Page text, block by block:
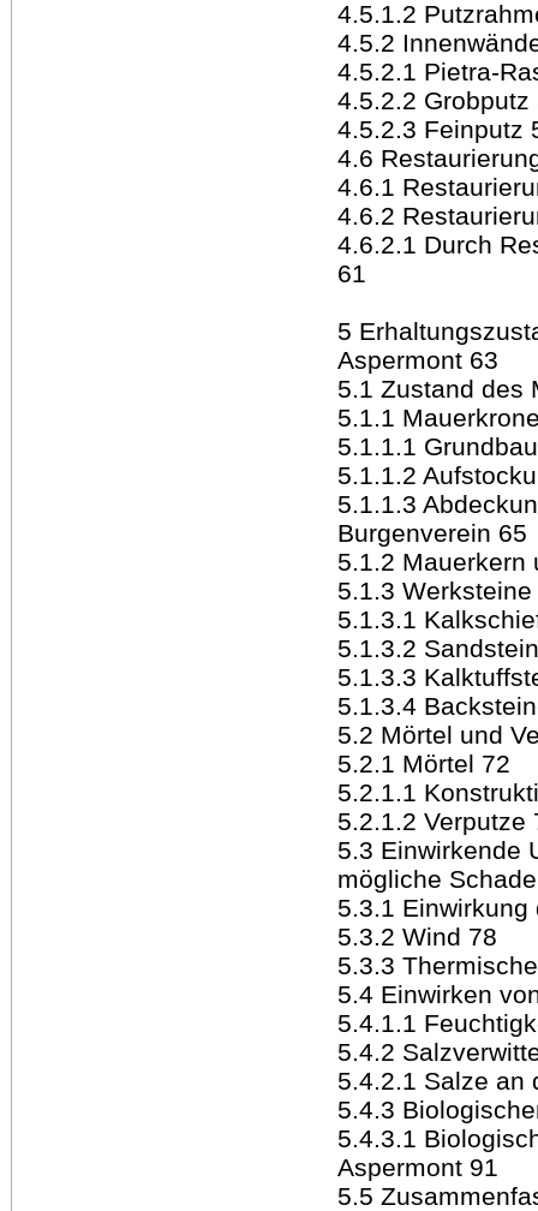
4.5.1.2
4.5.2
4.5.2.1 Pietra-
4.5.2.2 Grobputz
4.5.2.3 Feinputz
4.6
4.6.1
4.6.2
4.6.2.1 Durch
61
5
Aspermont 63
5.1 Zustand des
5.1.1
5.1.1.1
5.1.1.2
5.1.1.3
Burgenverein 65
5.1.2 Mauerkern
5.1.3 Werksteine
5.1.3.1
5.1.3.2
5.1.3.3
5.1.3.4
5.2 Mörtel und
5.2.1 Mörtel 72
5.2.1.1
5.2.1.2 Verputze
5.3 Einwirkende
mögliche
5.3.1
5.3.2 Wind 78
5.3.3
5.4 Einwirken
5.4.1.1
5.4.2
5.4.2.1 Salze an
5.4.3
5.4.3.1
Aspermont 91
5.5